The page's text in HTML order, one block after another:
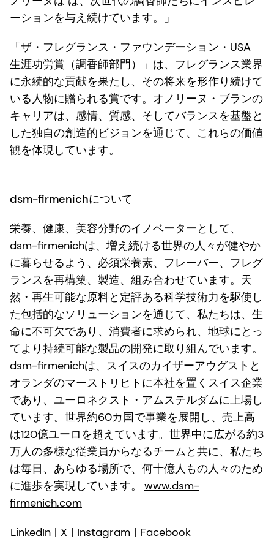
ーションを与え続けています。」
「ザ・フレグランス・ファウンデーション・USA
生涯功労賞（調香師部門）」は、フレグランス業界
に永続的な貢献を果たし、その将来を形作り続けて
いる人物に贈られる賞です。オノリーヌ・ブランの
キャリアは、感情、質感、そしてバランスを基盤と
した独自の創造的ビジョンを通じて、これらの価値
観を体現しています。
dsm-firmenichについて
栄養、健康、美容分野のイノベーターとして、
dsm-firmenichは、増え続ける世界の人々が健やか
に暮らせるよう、必須栄養素、フレーバー、フレグ
ランスを再構築、製造、組み合わせています。天
然・再生可能な原料と定評ある科学技術力を駆使し
た包括的なソリューションを通じて、私たちは、生
命に不可欠であり、消費者に求められ、地球にとっ
てより持続可能な製品の開発に取り組んでいます。
dsm-firmenichは、スイスのカイザーアウグストと
オランダのマーストリヒトに本社を置くスイス企業
であり、ユーロネクスト・アムステルダムに上場し
ています。世界約60カ国で事業を展開し、売上高
は120億ユーロを超えています。世界中に広がる約3
万人の多様な従業員からなるチームと共に、私たち
は毎日、あらゆる場所で、何十億人もの人々のため
に進歩を実現しています。 www.dsm-
firmenich.com
LinkedIn | X | Instagram | Facebook